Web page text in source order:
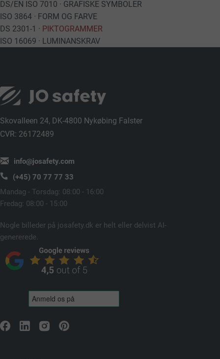
DS/EN ISO 7010 · GRAFISKE SYMBOLER
ISO 3864 · FORM OG FARVE
DS 2301-1 · PIKTOGRAMMER
ISO 16069 · LUMINANSKRAV
Skovalleen 24, DK-4800 Nykøbing Falster
CVR: 26172489
info@josafety.com
(+45) 70 77 77 33
Mandag - Torsdag: 08:00 - 16:00
Fredag: 08:00 - 15:00
Nogle billeder på josafety.dk er helt eller delvist AI-
genererede.